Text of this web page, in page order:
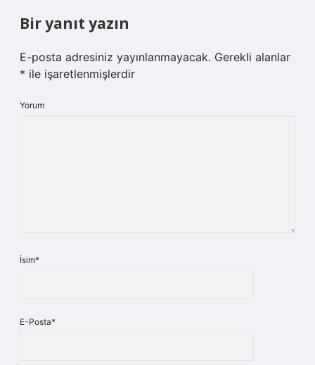
Bir yanıt yazın
E-posta adresiniz yayınlanmayacak. Gerekli alanlar
* ile işaretlenmişlerdir
Yorum
İsim*
E-Posta*